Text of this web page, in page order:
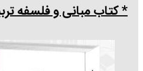
* کتاب مبانی و فلسفه